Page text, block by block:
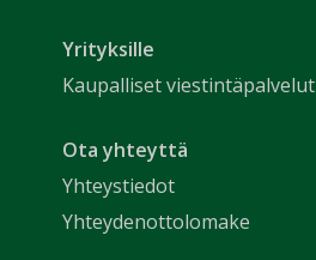
Yrityksille
Kaupalliset viestintäpalvelut
Ota yhteyttä
Yhteystiedot
Yhteydenottolomake